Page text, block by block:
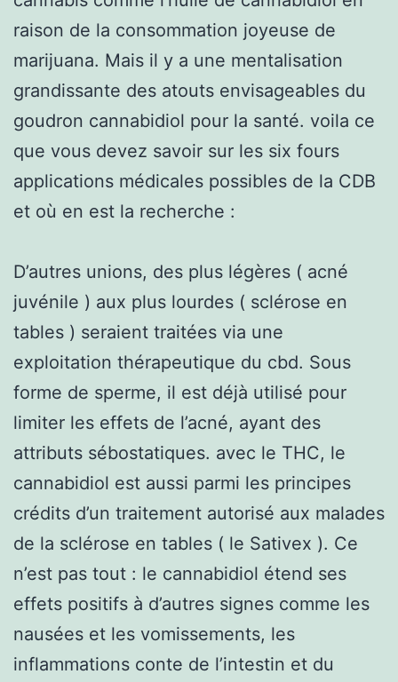
raison de la consommation joyeuse de
marijuana. Mais il y a une mentalisation
grandissante des atouts envisageables du
goudron cannabidiol pour la santé. voila ce
que vous devez savoir sur les six fours
applications médicales possibles de la CDB
et où en est la recherche :
D’autres unions, des plus légères ( acné
juvénile ) aux plus lourdes ( sclérose en
tables ) seraient traitées via une
exploitation thérapeutique du cbd. Sous
forme de sperme, il est déjà utilisé pour
limiter les effets de l’acné, ayant des
attributs sébostatiques. avec le THC, le
cannabidiol est aussi parmi les principes
crédits d’un traitement autorisé aux malades
de la sclérose en tables ( le Sativex ). Ce
n’est pas tout : le cannabidiol étend ses
effets positifs à d’autres signes comme les
nausées et les vomissements, les
inflammations conte de l’intestin et du